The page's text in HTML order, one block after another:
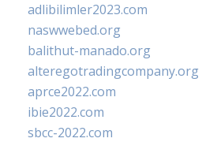
adlibilimler2023.com
naswwebed.org
balithut-manado.org
alteregotradingcompany.org
aprce2022.com
ibie2022.com
sbcc-2022.com